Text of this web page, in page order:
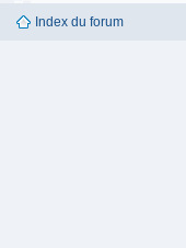
Index du forum